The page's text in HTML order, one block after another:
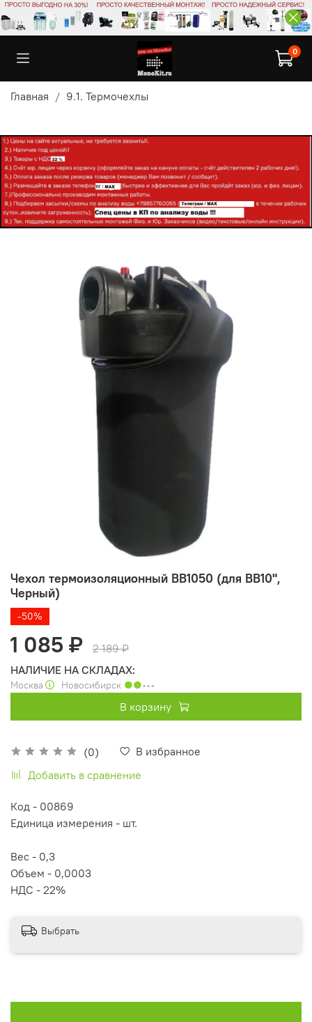
0
Главная 9.1. Термочехлы
Чехол термоизоляционный BB1050 (для BB10",
Черный)
(0)
В избранное
Добавить в сравнение
-50%
1 085 ₽
2 189 ₽
НАЛИЧИЕ НА СКЛАДАХ:
Москва🛈 Новосибирск ●●◦◦◦
В корзину
Код - 00869
Единица измерения - шт.
Вес - 0,3
Объем - 0,0003
НДС - 22%
Выбрать